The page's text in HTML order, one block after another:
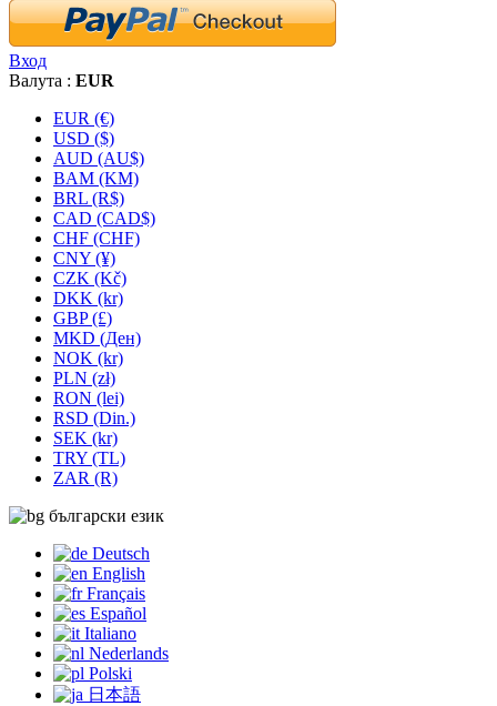
Вход
Валута : EUR
EUR (€)
USD ($)
AUD (AU$)
BAM (KM)
BRL (R$)
CAD (CAD$)
CHF (CHF)
CNY (¥)
CZK (Kč)
DKK (kr)
GBP (£)
MKD (Ден)
NOK (kr)
PLN (zł)
RON (lei)
RSD (Din.)
SEK (kr)
TRY (TL)
ZAR (R)
български език
Deutsch
English
Français
Español
Italiano
Nederlands
Polski
日本語